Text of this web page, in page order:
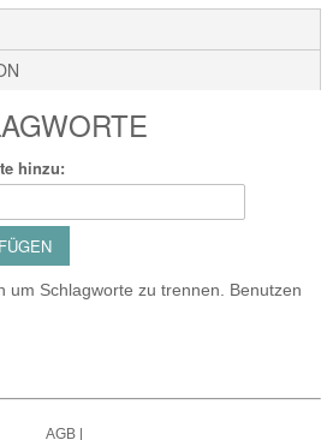
hinzu:
um Schlagworte zu trennen. Benutzen
AGB|